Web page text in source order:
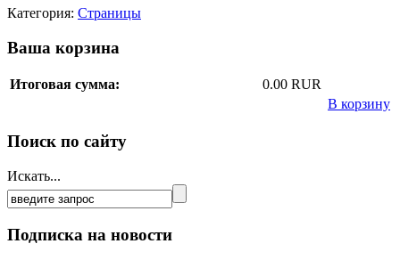
Категория: Страницы
Ваша корзина
Итоговая сумма:
0.00 RUR
В корзину
Поиск по сайту
Искать...
Подписка на новости